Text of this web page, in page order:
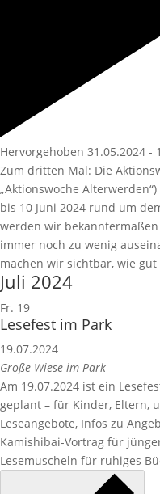
Hervorgehoben 31.05.2024 -
Zum dritten Mal: Die
„Aktionswoche
bis 10 Juni 2024 rund um
werden wir
immer noch zu wenig
machen wir sichtbar, wie
Juli 2024
Fr. 19
Lesefest im Park
19.07.2024
Große Wiese im Park
Am 19.07.2024 ist ein
geplant – für Kinder, Eltern,
Leseangebote, Infos zu
Kamishibai-Vortrag für
Lesemuscheln für ruhiges